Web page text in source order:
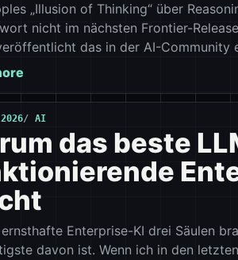
„Illusion of Thinking“ über
nicht im nächsten Frontier-
das in der AI-Community
AI
das beste
Enterprise-KI drei Säulen
davon ist. Wenn ich in den